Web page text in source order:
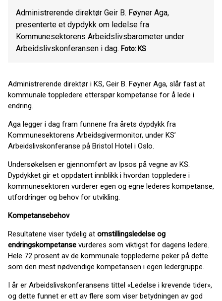
Administrerende direktør Geir B. Føyner Aga,
presenterte et dypdykk om ledelse fra
Kommunesektorens Arbeidslivsbarometer under
Arbeidslivskonferansen i dag. Foto: KS
Administrerende direktør i KS, Geir B. Føyner Aga, slår fast at
kommunale toppledere etterspør kompetanse for å lede i
endring.
Aga legger i dag fram funnene fra årets dypdykk fra
Kommunesektorens Arbeidsgivermonitor, under KS’
Arbeidslivskonferanse på Bristol Hotel i Oslo.
Undersøkelsen er gjennomført av Ipsos på vegne av KS.
Dypdykket gir et oppdatert innblikk i hvordan toppledere i
kommunesektoren vurderer egen og egne lederes kompetanse,
utfordringer og behov for utvikling.
Kompetansebehov
Resultatene viser tydelig at omstillingsledelse og
endringskompetanse vurderes som viktigst for dagens ledere.
Hele 72 prosent av de kommunale topplederne peker på dette
som den mest nødvendige kompetansen i egen ledergruppe.
I år er Arbeidslivskonferansens tittel «Ledelse i krevende tider»,
og dette funnet er ett av flere som viser betydningen av god